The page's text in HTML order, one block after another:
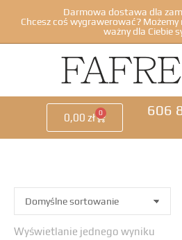
Darmowa dostawa dla
Chcesz coś wygrawerować? Możemy
ważny dla Ciebie
0,00 zł 0 606
Wyświetlanie jednego wyniku